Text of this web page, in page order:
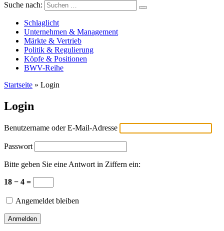
Versicherungswirtschaft-heute
Suche nach:
Schlaglicht
Unternehmen & Management
Märkte & Vertrieb
Politik & Regulierung
Köpfe & Positionen
BWV-Reihe
Startseite » Login
Login
Benutzername oder E-Mail-Adresse
Passwort
Bitte geben Sie eine Antwort in Ziffern ein:
18 − 4 =
Angemeldet bleiben